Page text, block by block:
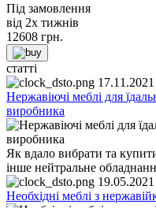
Під замовлення
від 2х тижнів
12608 грн.
статті
17.11.2021
Нержавіючі меблі для
виробника
Як вдало вибрати та
інше нейтральне
19.05.2021
Необхідні меблі з